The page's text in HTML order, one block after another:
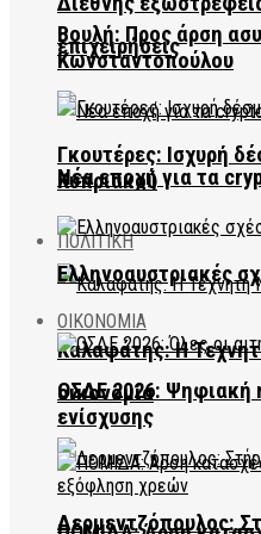
επιχειρήσεις
Νέα εποχή για τα
ΠΟΛΙΤΙΚΗ
Καλαφάτης: Η
οικονομία
Δερμεντζόπουλος:
Βουλή: Προς άρση
Κωνσταντοπούλου
Γκουτέρες: Ισχυρή
Κυπριακού
Ελληνοαυστριακές
ΟΙΚΟΝΟΜΙΑ
ΟΣΔΕ 2026: Ψηφιακή
ενίσχυσης